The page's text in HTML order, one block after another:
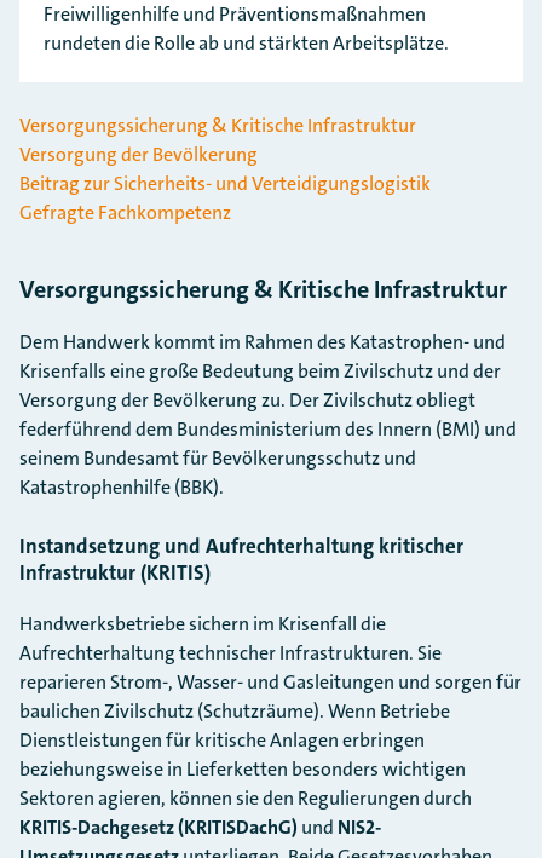
Freiwilligenhilfe und Präventionsmaßnahmen
rundeten die Rolle ab und stärkten Arbeitsplätze.
Versorgungssicherung & Kritische Infrastruktur
Versorgung der Bevölkerung
Beitrag zur Sicherheits- und Verteidigungslogistik
Gefragte Fachkompetenz
Versorgungssicherung & Kritische Infrastruktur
Dem Handwerk kommt im Rahmen des Katastrophen- und
Krisenfalls eine große Bedeutung beim Zivilschutz und der
Versorgung der Bevölkerung zu. Der Zivilschutz obliegt
federführend dem Bundesministerium des Innern (BMI) und
seinem Bundesamt für Bevölkerungsschutz und
Katastrophenhilfe (BBK).
Instandsetzung und Aufrechterhaltung kritischer
Infrastruktur (KRITIS)
Handwerksbetriebe sichern im Krisenfall die
Aufrechterhaltung technischer Infrastrukturen. Sie
reparieren Strom-, Wasser- und Gasleitungen und sorgen für
baulichen Zivilschutz (Schutzräume). Wenn Betriebe
Dienstleistungen für kritische Anlagen erbringen
beziehungsweise in Lieferketten besonders wichtigen
Sektoren agieren, können sie den Regulierungen durch
KRITIS-Dachgesetz (KRITISDachG) und NIS2-